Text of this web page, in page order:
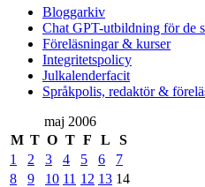
Bloggarkiv
Chat GPT-utbildning för de
Föreläsningar & kurser
Integritetspolicy
Julkalenderfacit
Språkpolis, redaktör &
Sidopanel
maj 2006
M T O T F L
S
1
2 3 4 5 6
7
8
9 10 11 12 13 14